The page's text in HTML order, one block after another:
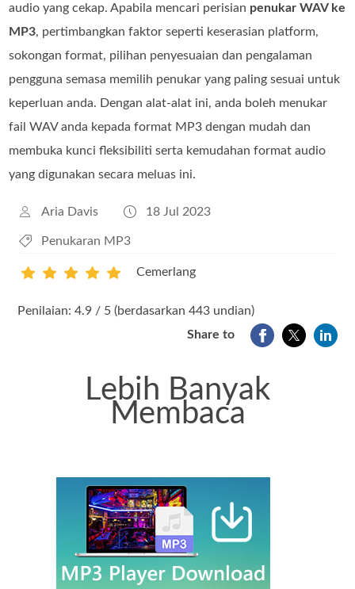
audio yang cekap. Apabila mencari perisian penukar WAV ke
MP3, pertimbangkan faktor seperti keserasian platform,
sokongan format, pilihan penyesuaian dan pengalaman
pengguna semasa memilih penukar yang paling sesuai untuk
keperluan anda. Dengan alat‑alat ini, anda boleh menukar
fail WAV anda kepada format MP3 dengan mudah dan
membuka kunci fleksibiliti serta kemudahan format audio
yang digunakan secara meluas ini.
Aria Davis 18 Jul 2023
Penukaran MP3
Cemerlang
Penilaian: 4.9 / 5 (berdasarkan 443 undian)
Share to
Lebih Banyak
Membaca